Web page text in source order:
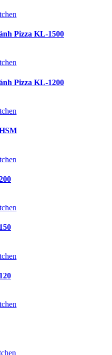
Pizza KL-1500
Pizza KL-1200